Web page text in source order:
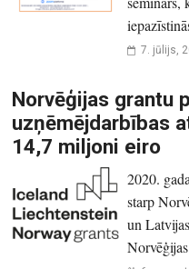
7. jūlijs,
Norvēģijas grantu
uzņēmējdarbības
14,7 miljoni eiro
2020.
starp
un